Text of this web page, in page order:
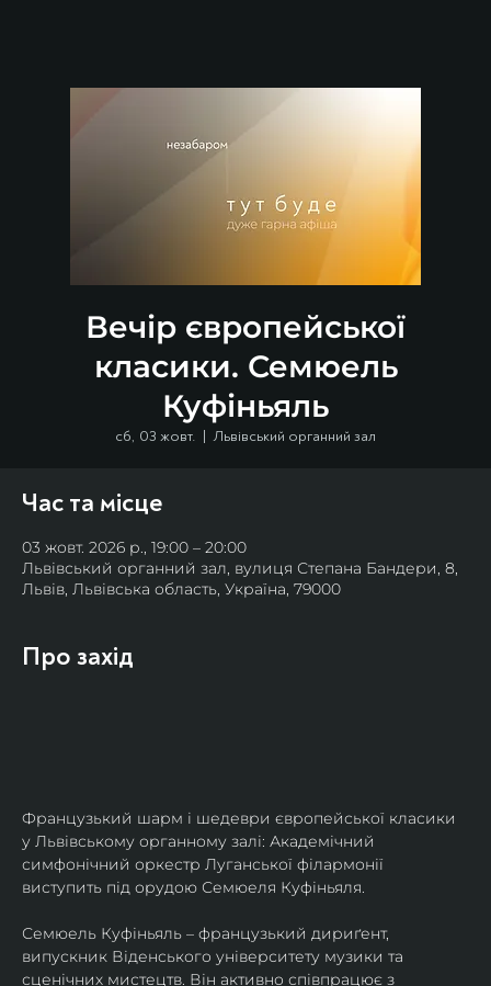
Вечір європейської
класики. Семюель
Куфіньяль
сб, 03 жовт.
  |
Львівський органний зал
Час та місце
03 жовт. 2026 р., 19:00 – 20:00
Львівський органний зал, вулиця Степана Бандери, 8,
Львів, Львівська область, Україна, 79000
Про захід
Французький шарм і шедеври європейської класики
у Львівському органному залі: Академічний
симфонічний оркестр Луганської філармонії
виступить під орудою Семюеля Куфіньяля.
Семюель Куфіньяль – французький дириґент,
випускник Віденського університету музики та
сценічних мистецтв. Він активно співпрацює з